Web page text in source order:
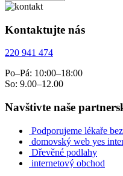
Kontaktujte nás
220 941 474
Po–Pá: 10:00–18:00
So: 9.00–12.00
Navštivte naše
Podporujeme lékaře
domovský web yes
Dřevěné podlahy
internetový obchod